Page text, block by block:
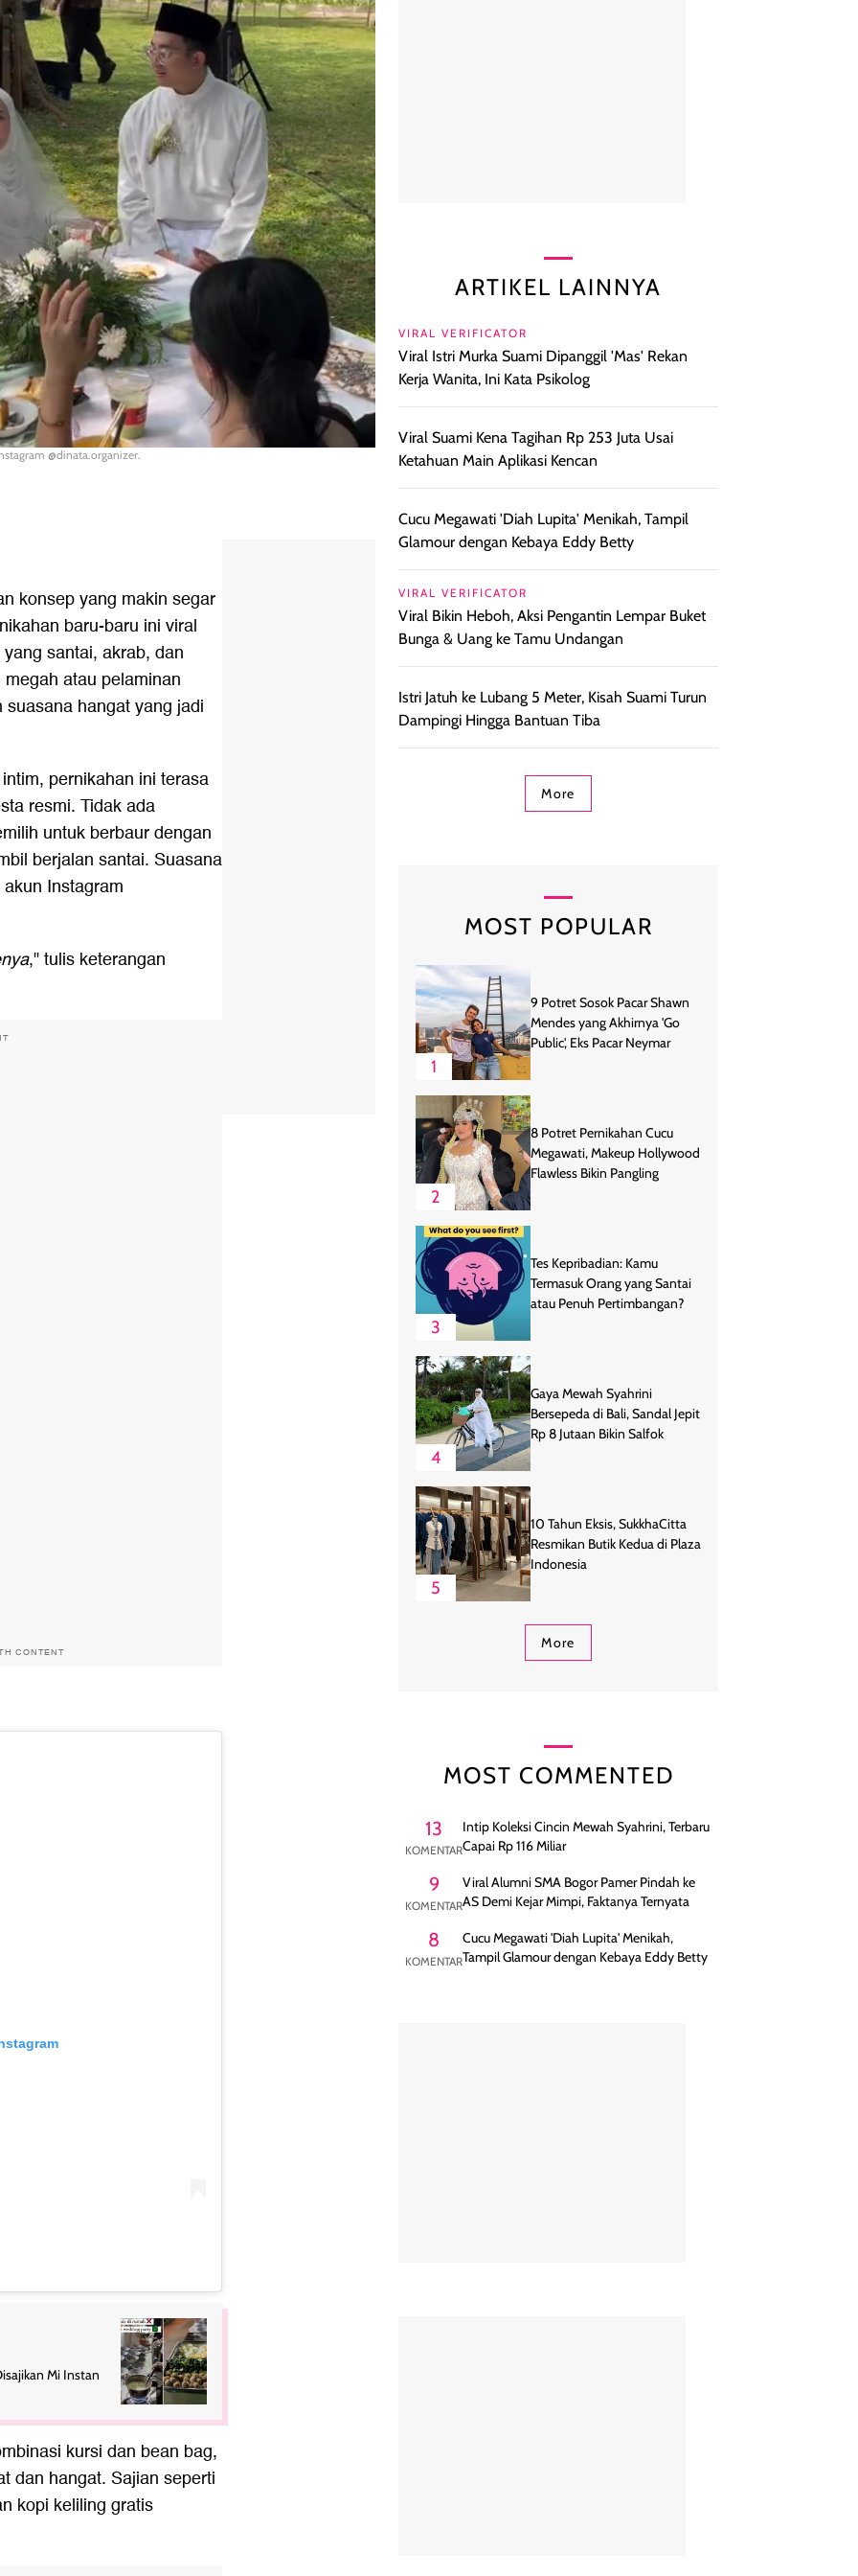
@dinata.organizer.
konsep yang makin segar
baru-baru ini viral
santai, akrab, dan
atau pelaminan
hangat yang jadi
pernikahan ini terasa
resmi. Tidak ada
untuk berbaur dengan
berjalan santai. Suasana
Instagram
," tulis keterangan
CONTENT
Mi Instan
kursi dan bean bag,
dan hangat. Sajian seperti
kopi keliling gratis
ARTIKEL LAINNYA
VIRAL VERIFICATOR
Viral Istri Murka Suami Dipanggil 'Mas' Rekan
Kerja Wanita, Ini Kata Psikolog
Viral Suami Kena Tagihan Rp 253 Juta Usai
Ketahuan Main Aplikasi Kencan
Cucu Megawati 'Diah Lupita' Menikah, Tampil
Glamour dengan Kebaya Eddy Betty
VIRAL VERIFICATOR
Viral Bikin Heboh, Aksi Pengantin Lempar Buket
Bunga & Uang ke Tamu Undangan
Istri Jatuh ke Lubang 5 Meter, Kisah Suami Turun
Dampingi Hingga Bantuan Tiba
More
MOST POPULAR
1
9 Potret Sosok Pacar Shawn
Mendes yang Akhirnya 'Go
Public', Eks Pacar Neymar
2
8 Potret Pernikahan Cucu
Megawati, Makeup Hollywood
Flawless Bikin Pangling
3
Tes Kepribadian: Kamu
Termasuk Orang yang Santai
atau Penuh Pertimbangan?
4
Gaya Mewah Syahrini
Bersepeda di Bali, Sandal Jepit
Rp 8 Jutaan Bikin Salfok
5
10 Tahun Eksis, SukkhaCitta
Resmikan Butik Kedua di Plaza
Indonesia
More
MOST COMMENTED
13
KOMENTAR
Intip Koleksi Cincin Mewah Syahrini, Terbaru
Capai Rp 116 Miliar
9
KOMENTAR
Viral Alumni SMA Bogor Pamer Pindah ke
AS Demi Kejar Mimpi, Faktanya Ternyata
8
KOMENTAR
Cucu Megawati 'Diah Lupita' Menikah,
Tampil Glamour dengan Kebaya Eddy Betty